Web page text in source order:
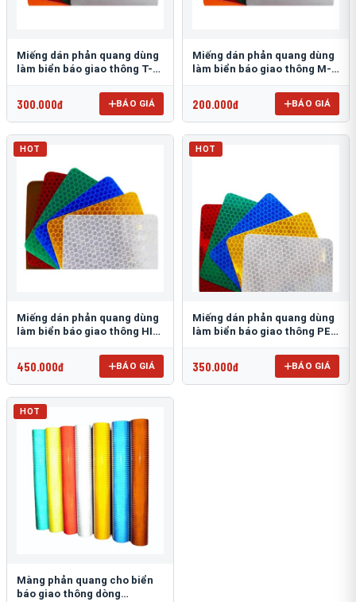
Miếng dán phản quang dùng
làm biển báo giao thông T-
300.000đ BÁO GIÁ
Miếng dán phản quang dùng
làm biển báo giao thông M-
200.000đ BÁO GIÁ
HOT
Miếng dán phản quang dùng
làm biển báo giao thông HIP
450.000đ BÁO GIÁ
HOT
Miếng dán phản quang dùng
làm biển báo giao thông PEG
350.000đ BÁO GIÁ
HOT
Màng phản quang cho biển
báo giao thông dòng